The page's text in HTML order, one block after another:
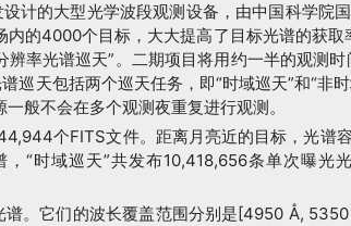
计的大型光学波段观测设备，由中国科学院
的4000个目标，大大提高了目标光谱的获
率光谱巡天”。二期项目将用约一半的观测
巡天包括两个巡天任务，即“时域巡天”和“非
般不会在多个观测夜重复进行观测。
个FITS文件。距离月亮近的目标，光谱
“时域巡天”共发布10,418,656条单次曝光
。它们的波长覆盖范围分别是[4950 Å,